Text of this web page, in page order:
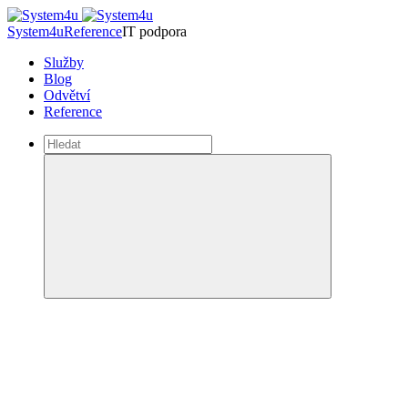
System4uReferenceIT podpora
Služby
Blog
Odvětví
Reference